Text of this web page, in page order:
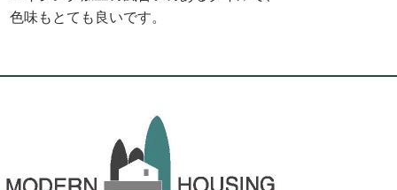
色味もとても良いです。